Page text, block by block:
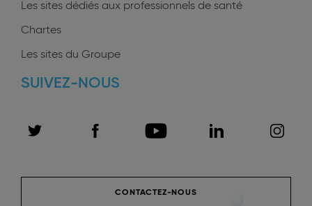
Les sites dédiés aux professionnels de santé
Chartes
Les sites du Groupe
SUIVEZ-NOUS
CONTACTEZ-NOUS